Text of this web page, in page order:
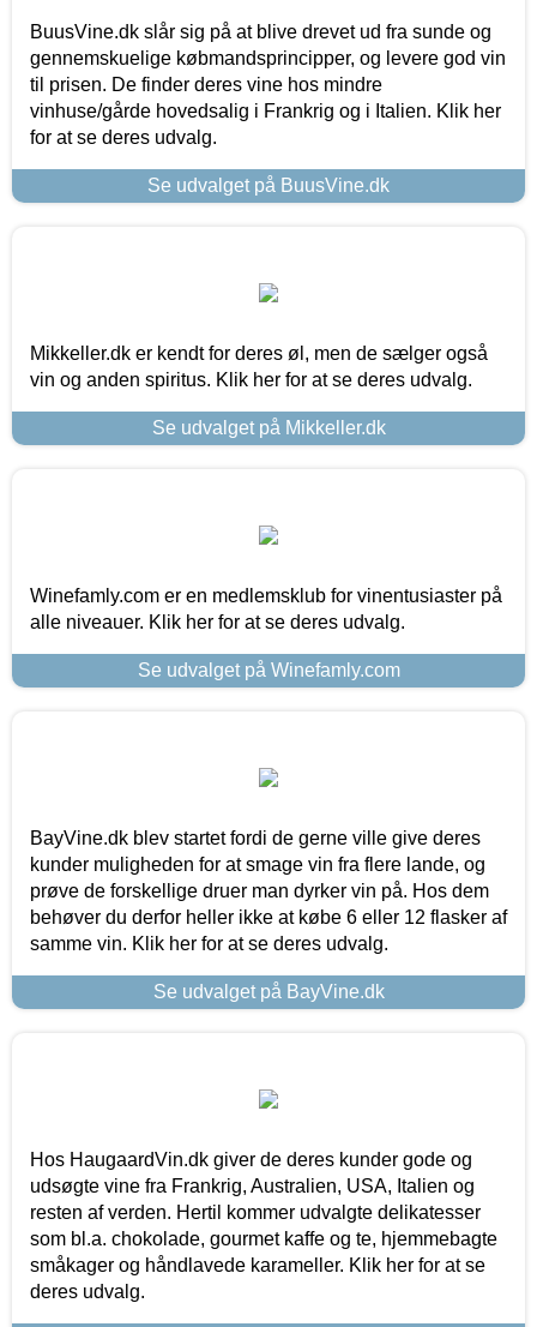
BuusVine.dk slår sig på at blive drevet ud fra sunde og
gennemskuelige købmandsprincipper, og levere god vin
til prisen. De finder deres vine hos mindre
vinhuse/gårde hovedsalig i Frankrig og i Italien. Klik her
for at se deres udvalg.
Se udvalget på BuusVine.dk
Mikkeller.dk er kendt for deres øl, men de sælger også
vin og anden spiritus. Klik her for at se deres udvalg.
Se udvalget på Mikkeller.dk
Winefamly.com er en medlemsklub for vinentusiaster på
alle niveauer. Klik her for at se deres udvalg.
Se udvalget på Winefamly.com
BayVine.dk blev startet fordi de gerne ville give deres
kunder muligheden for at smage vin fra flere lande, og
prøve de forskellige druer man dyrker vin på. Hos dem
behøver du derfor heller ikke at købe 6 eller 12 flasker af
samme vin. Klik her for at se deres udvalg.
Se udvalget på BayVine.dk
Hos HaugaardVin.dk giver de deres kunder gode og
udsøgte vine fra Frankrig, Australien, USA, Italien og
resten af verden. Hertil kommer udvalgte delikatesser
som bl.a. chokolade, gourmet kaffe og te, hjemmebagte
småkager og håndlavede karameller. Klik her for at se
deres udvalg.